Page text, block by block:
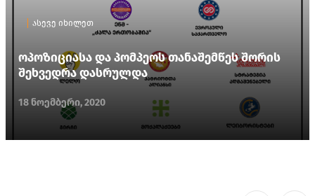
ასევე იხილეთ
ოპოზიციასა და პომპეოს თანაშემწეს შორის
შეხვედრა დასრულდა
18 ნოემბერი, 2020